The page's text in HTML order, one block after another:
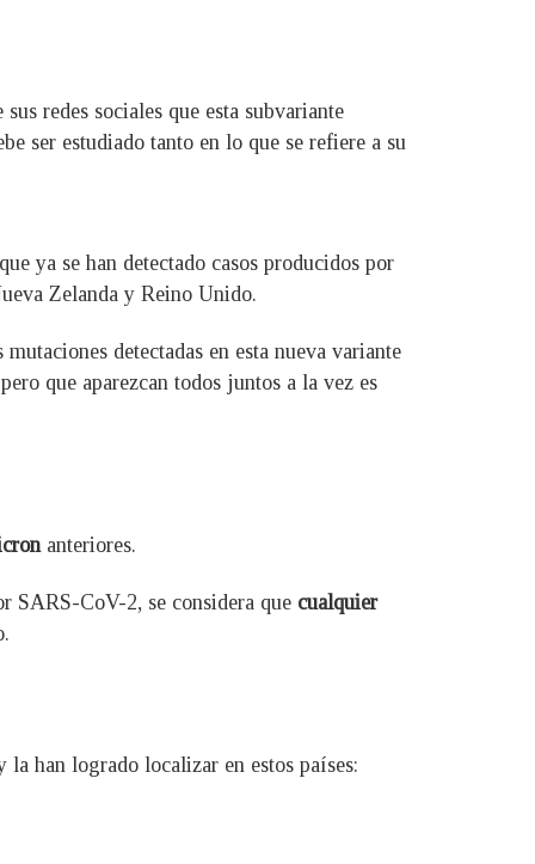
redes sociales que esta subvariante
ser estudiado tanto en lo que se refiere a su
ya se han detectado casos producidos por
Zelanda y Reino Unido.
detectadas en esta nueva variante
que aparezcan todos juntos a la vez es
anteriores.
SARS-CoV-2, se considera que cualquier
la han logrado localizar en estos países: